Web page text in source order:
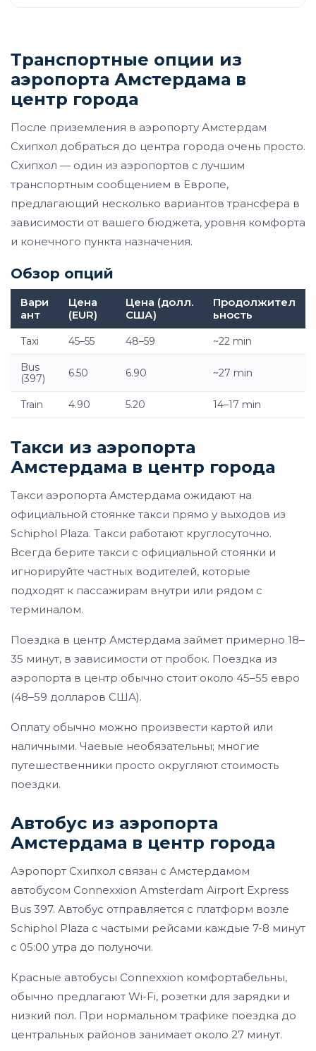
Транспортные опции из
аэропорта Амстердама в
центр города
После приземления в аэропорту Амстердам
Схипхол добраться до центра города очень просто.
Схипхол — один из аэропортов с лучшим
транспортным сообщением в Европе,
предлагающий несколько вариантов трансфера в
зависимости от вашего бюджета, уровня комфорта
и конечного пункта назначения.
Обзор опций
Вари
ант
Цена
(EUR)
Цена (долл.
США)
Продолжител
ьность
Taxi 45–55 48–59 ~22 min
Bus
(397)
6.50 6.90 ~27 min
Train 4.90 5.20 14–17 min
Такси из аэропорта
Амстердама в центр города
Такси аэропорта Амстердама ожидают на
официальной стоянке такси прямо у выходов из
Schiphol Plaza. Такси работают круглосуточно.
Всегда берите такси с официальной стоянки и
игнорируйте частных водителей, которые
подходят к пассажирам внутри или рядом с
терминалом.
Поездка в центр Амстердама займет примерно 18–
35 минут, в зависимости от пробок. Поездка из
аэропорта в центр обычно стоит около 45–55 евро
(48–59 долларов США).
Оплату обычно можно произвести картой или
наличными. Чаевые необязательны; многие
путешественники просто округляют стоимость
поездки.
Автобус из аэропорта
Амстердама в центр города
Аэропорт Схипхол связан с Амстердамом
автобусом Connexxion Amsterdam Airport Express
Bus 397. Автобус отправляется с платформ возле
Schiphol Plaza с частыми рейсами каждые 7-8 минут
с 05:00 утра до полуночи.
Красные автобусы Connexxion комфортабельны,
обычно предлагают Wi-Fi, розетки для зарядки и
низкий пол. При нормальном трафике поездка до
центральных районов занимает около 27 минут.